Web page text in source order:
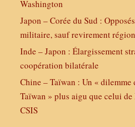
Washington
Japon – Corée du Sud :
militaire, sauf revirement
Inde – Japon : Élargissement
coopération bilatérale
Chine – Taïwan : Un « dilemme
Taïwan » plus aigu que celui
CSIS